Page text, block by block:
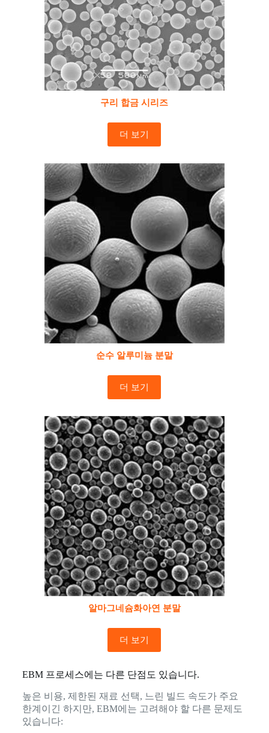
구리 합금 시리즈
더 보기
순수 알루미늄 분말
더 보기
알마그네슘화아연 분말
더 보기
EBM 프로세스에는 다른 단점도 있습니다.
높은 비용, 제한된 재료 선택, 느린 빌드 속도가 주요
한계이긴 하지만, EBM에는 고려해야 할 다른 문제도
있습니다: